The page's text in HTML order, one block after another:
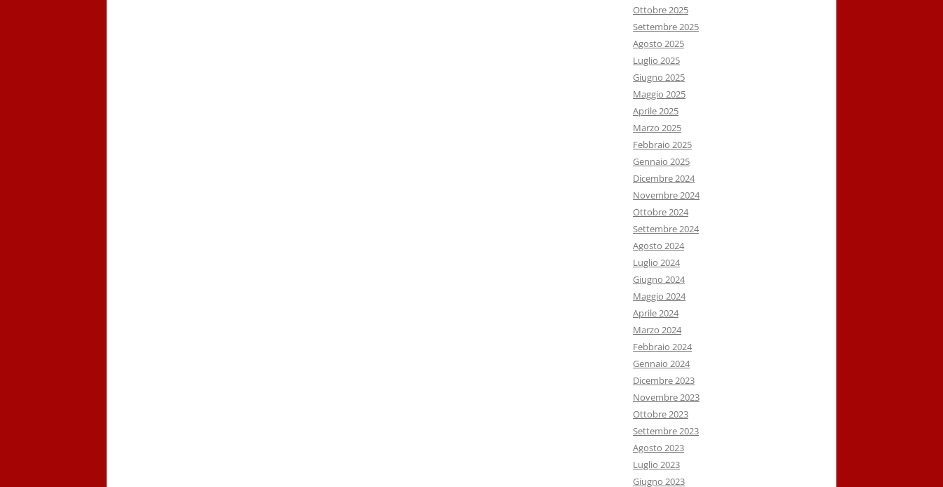
Ottobre 2025
Settembre 2025
Agosto 2025
Luglio 2025
Giugno 2025
Maggio 2025
Aprile 2025
Marzo 2025
Febbraio 2025
Gennaio 2025
Dicembre 2024
Novembre 2024
Ottobre 2024
Settembre 2024
Agosto 2024
Luglio 2024
Giugno 2024
Maggio 2024
Aprile 2024
Marzo 2024
Febbraio 2024
Gennaio 2024
Dicembre 2023
Novembre 2023
Ottobre 2023
Settembre 2023
Agosto 2023
Luglio 2023
Giugno 2023